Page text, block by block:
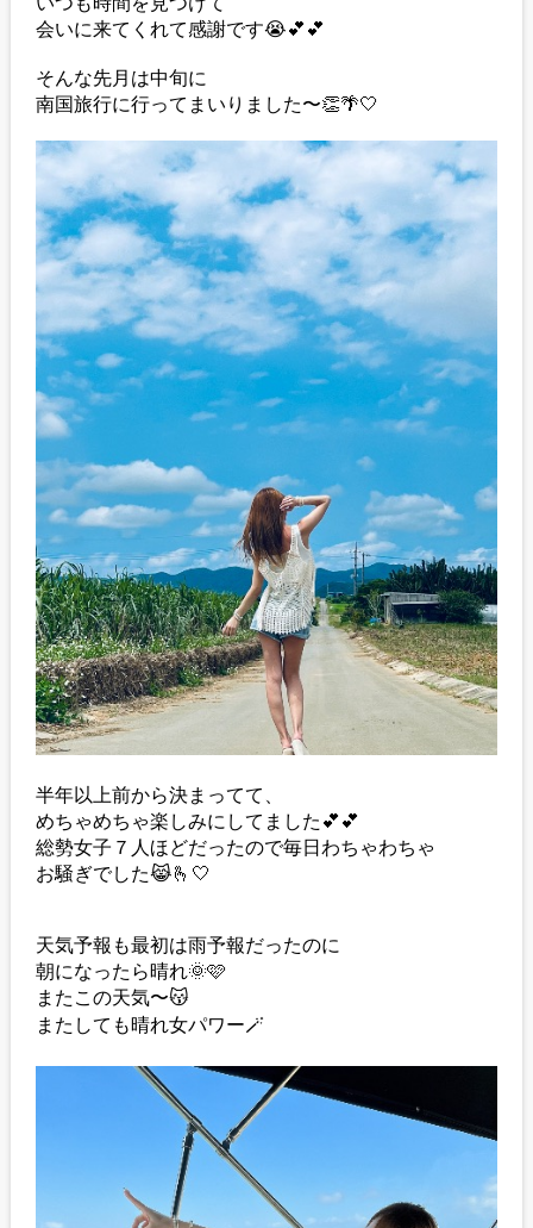
会いに来てくれて感謝です😭💕💕
そんな先月は中旬に
南国旅行に行ってまいりました〜👏🌴🤍
半年以上前から決まってて、
めちゃめちゃ楽しみにしてました💕💕
総勢女子７人ほどだったので毎日わちゃわちゃ
お騒ぎでした😹🫰🤍
天気予報も最初は雨予報だったのに
朝になったら晴れ🌞🩷
またこの天気〜😽
またしても晴れ女パワー🪄